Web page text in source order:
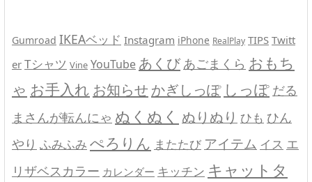
Gumroad IKEAベッド Instagram iPhone RealPlay TIPS Twitt
er Tシャツ Vine YouTube あくび あごまくら おもち
ゃ お手入れ お知らせ かぎしっぽ しっぽ だる
まさんが転んにゃ ぬくぬく ぬりぬり ひも ひん
やり ふみふみ ぺろりん またたび アイテム イス エ
リザベスカラー カレンダー キッチン キャットタ